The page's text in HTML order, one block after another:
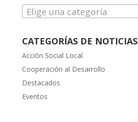
Elige una categoría
CATEGORÍAS DE NOTICIAS
Acción Social Local
Cooperación al Desarrollo
Destacados
Eventos